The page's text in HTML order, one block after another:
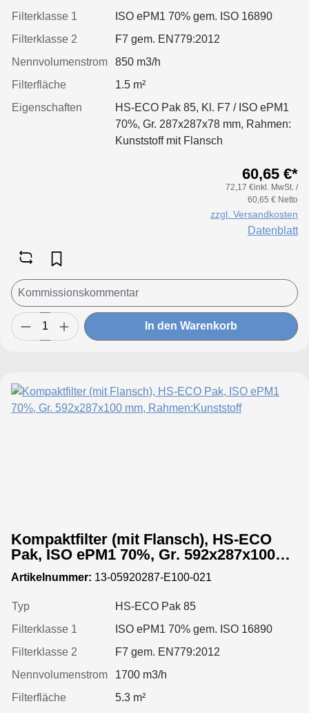
Filterklasse 1
ISO ePM1 70% gem. ISO 16890
Filterklasse 2
F7 gem. EN779:2012
Nennvolumenstrom
850 m3/h
Filterfläche
1.5 m²
Eigenschaften
HS-ECO Pak 85, Kl. F7 / ISO ePM1
70%, Gr. 287x287x78 mm, Rahmen:
Kunststoff mit Flansch
60,65 €*
72,17 €inkl. MwSt. /
60,65 € Netto
zzgl. Versandkosten
Datenblatt
In den Warenkorb
Kompaktfilter (mit Flansch), HS-ECO
Pak, ISO ePM1 70%, Gr. 592x287x100
mm, Rahmen:Kunststoff
Artikelnummer: 13-05920287-E100-021
Typ
HS-ECO Pak 85
Filterklasse 1
ISO ePM1 70% gem. ISO 16890
Filterklasse 2
F7 gem. EN779:2012
Nennvolumenstrom
1700 m3/h
Filterfläche
5.3 m²